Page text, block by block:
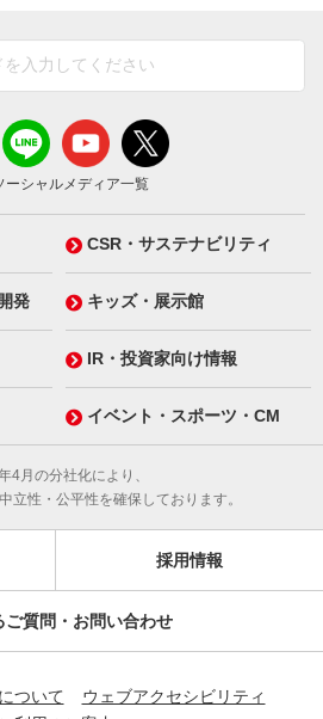
ーシャルメディア一覧
CSR・サステナビリティ
発 キッズ・展示館
IR・投資家向け情報
イベント・スポーツ・CM
4月の分社化により、
立性・公平性を確保しております。
採用情報
ご質問・お問い合わせ
ついて
ウェブアクセシビリティ